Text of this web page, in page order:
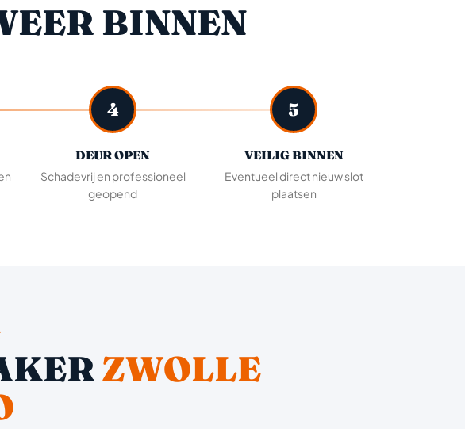
BINNEN
4
DEUR OPEN
Schadevrij en professioneel
geopend
5
VEILIG BINNEN
Eventueel direct nieuw slot
plaatsen
ZWOLLE